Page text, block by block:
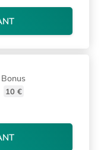
Bonus
10 €